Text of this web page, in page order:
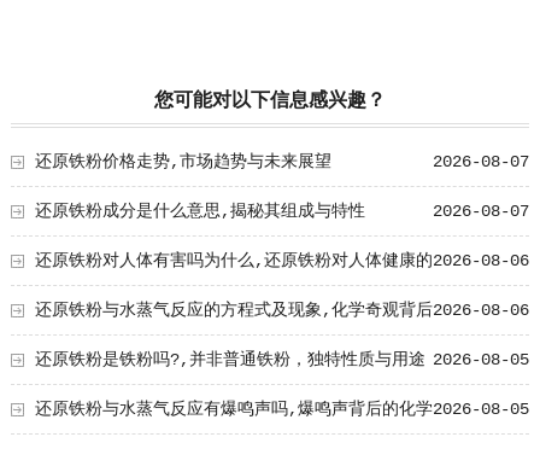
您可能对以下信息感兴趣？
2026-08-07
还原铁粉价格走势,市场趋势与未来展望
2026-08-07
还原铁粉成分是什么意思,揭秘其组成与特性
2026-08-06
还原铁粉对人体有害吗为什么,还原铁粉对人体健康的
影响及原因解析 2026-08-06
还原铁粉与水蒸气反应的方程式及现象,化学奇观背后
的奥秘 2026-08-05
还原铁粉是铁粉吗?,并非普通铁粉，独特性质与用途
解析 2026-08-05
还原铁粉与水蒸气反应有爆鸣声吗,爆鸣声背后的化学